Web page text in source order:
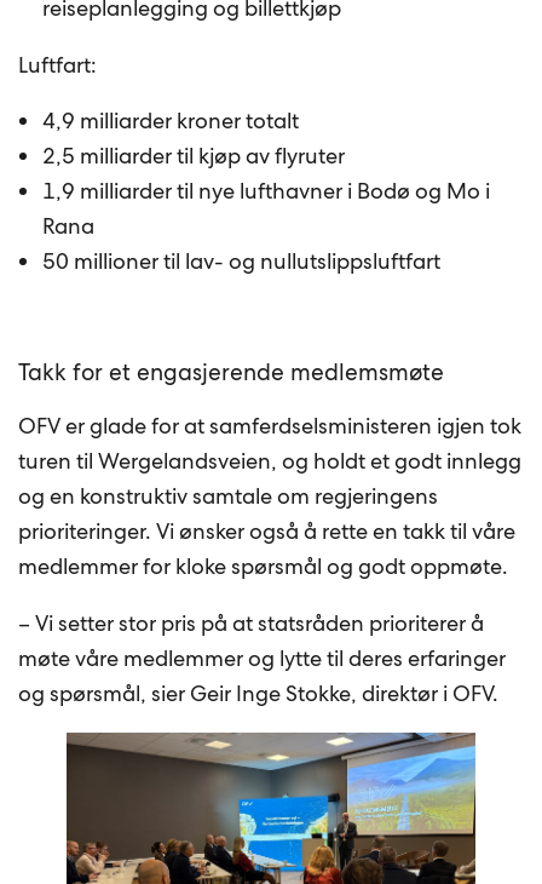
reiseplanlegging og billettkjøp
Luftfart:
4,9 milliarder kroner totalt
2,5 milliarder til kjøp av flyruter
1,9 milliarder til nye lufthavner i Bodø og Mo i
Rana
50 millioner til lav- og nullutslippsluftfart
Takk for et engasjerende medlemsmøte
OFV er glade for at samferdselsministeren igjen tok
turen til Wergelandsveien, og holdt et godt innlegg
og en konstruktiv samtale om regjeringens
prioriteringer. Vi ønsker også å rette en takk til våre
medlemmer for kloke spørsmål og godt oppmøte.
– Vi setter stor pris på at statsråden prioriterer å
møte våre medlemmer og lytte til deres erfaringer
og spørsmål, sier Geir Inge Stokke, direktør i OFV.